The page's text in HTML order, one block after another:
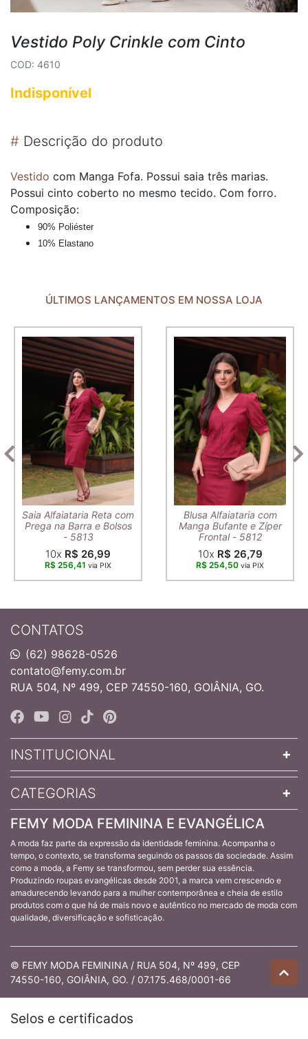
Vestido Poly Crinkle com Cinto
COD: 4610
Indisponível
# Descrição do produto
Vestido com Manga Fofa. Possui saia três marias.
Possui cinto coberto no mesmo tecido. Com forro.
Composição:
90% Poliéster
10% Elastano
ÚLTIMOS LANÇAMENTOS EM NOSSA LOJA
Saia Alfaiataria Reta com
Prega na Barra e Bolsos
- 5813
10x R$ 26,99
R$ 256,41 via PIX
Blusa Alfaiataria com
Manga Bufante e Zíper
Frontal - 5812
10x R$ 26,79
R$ 254,50 via PIX
CONTATOS
(62) 98628-0526
contato@femy.com.br
RUA 504, Nº 499, CEP 74550-160, GOIÂNIA, GO.
INSTITUCIONAL
CATEGORIAS
FEMY MODA FEMININA E EVANGÉLICA
A moda faz parte da expressão da identidade feminina. Acompanha o
tempo, o contexto, se transforma seguindo os passos da sociedade. Assim
como a moda, a Femy se transformou, sem perder sua essência.
Produzindo roupas evangélicas desde 2001, a marca vem crescendo e
amadurecendo levando para a mulher contemporânea e cheia de estilo
produtos com o que há de mais novo e autêntico no mercado de moda com
qualidade, diversificação e sofisticação.
© FEMY MODA FEMININA / RUA 504, Nº 499, CEP
74550-160, GOIÂNIA, GO. / 07.175.468/0001-66
Selos e certificados